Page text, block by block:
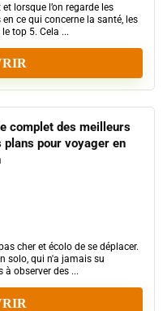
lorsque l’on regarde les
ce qui concerne la santé, les
top 5. Cela ...
complet des meilleurs
plans pour voyager en
cher et écolo de se déplacer.
solo, qui n'a jamais su
à observer des ...